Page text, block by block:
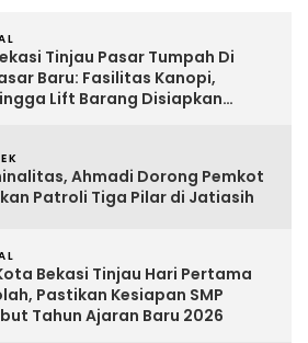
Tinjau Pasar Tumpah Di
Baru: Fasilitas Kanopi,
Lift Barang Disiapkan
Ahmadi Dorong Pemkot
Patroli Tiga Pilar di Jatiasih
Bekasi Tinjau Hari Pertama
Pastikan Kesiapan SMP
Tahun Ajaran Baru 2026